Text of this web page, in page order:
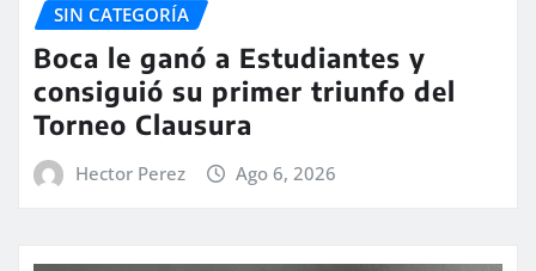
SIN CATEGORÍA
Boca le ganó a Estudiantes y
consiguió su primer triunfo del
Torneo Clausura
Hector Perez Ago 6, 2026